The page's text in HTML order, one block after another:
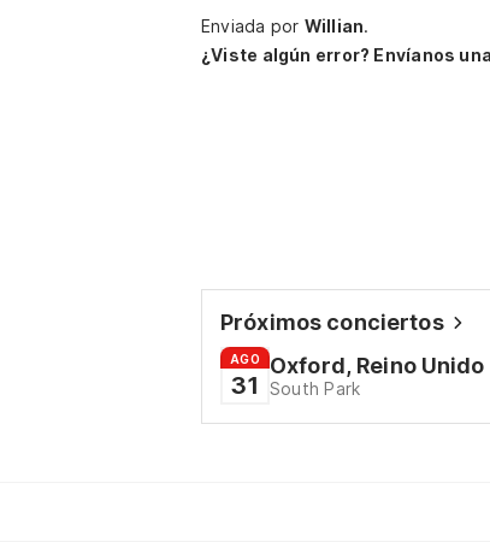
Enviada por Willian.
¿Viste algún error? Envíanos
Próximos conciertos
AGO
31
Oxford, Reino Unido
South Park